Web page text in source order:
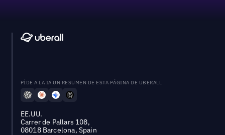
PÍDE A LA IA UN RESUMEN DE ESTA PÁGINA DE UBERALL
EE.UU.
Carrer de Pallars 108,
08018 Barcelona, Spain